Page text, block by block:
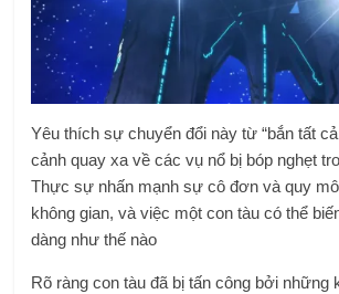
Yêu thích sự chuyển đổi này từ “bắn tất
cảnh quay xa về các vụ nổ bị bóp nghẹt
Thực sự nhấn mạnh sự cô đơn và quy
không gian, và việc một con tàu có thể
dàng như thế nào
Rõ ràng con tàu đã bị tấn công bởi những